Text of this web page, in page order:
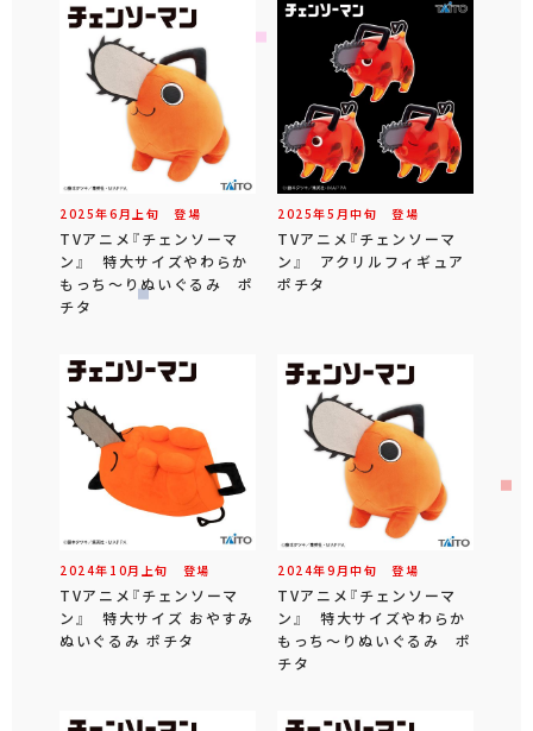
2025年6 月 上旬 登場
TVアニメ『チェンソーマ
ン』 特大サイズやわらか
もっち～りぬいぐるみ ポ
チタ
2025年5 月中旬 登場
TVアニメ『チェンソーマ
ン』 アクリルフィギュア
ポチタ
2024年 10月 上旬 登場
TVアニメ『チェンソーマ
ン』 特大サイズ おやすみ
ぬいぐるみ ポチタ
2024年9 月中旬 登場
TVアニメ『チェンソーマ
ン』 特大サイズやわらか
もっち～りぬいぐるみ ポ
チタ